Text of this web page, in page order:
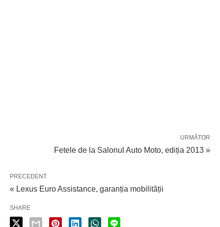
URMĂTOR
Fetele de la Salonul Auto Moto, ediția 2013 »
PRECEDENT
« Lexus Euro Assistance, garanția mobilității
SHARE